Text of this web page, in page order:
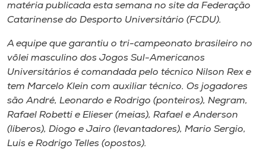
matéria publicada esta semana no site da Federação
Catarinense do Desporto Universitário (FCDU).
A equipe que garantiu o tri-campeonato brasileiro no
vôlei masculino dos Jogos Sul-Americanos
Universitários é comandada pelo técnico Nilson Rex e
tem Marcelo Klein com auxiliar técnico. Os jogadores
são André, Leonardo e Rodrigo (ponteiros), Negram,
Rafael Robetti e Elieser (meias), Rafael e Anderson
(líberos), Diogo e Jairo (levantadores), Mario Sergio,
Luis e Rodrigo Telles (opostos).